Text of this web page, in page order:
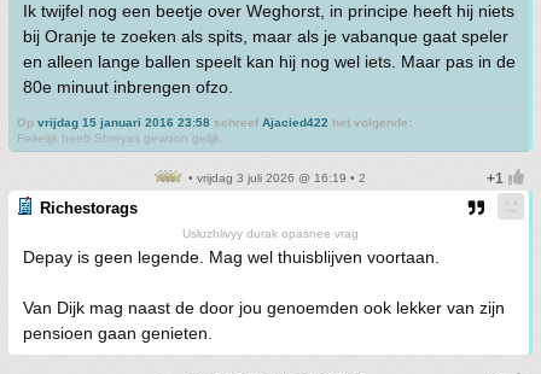
Ik twijfel nog een beetje over Weghorst, in principe heeft hij niets
bij Oranje te zoeken als spits, maar als je vabanque gaat speler
en alleen lange ballen speelt kan hij nog wel iets. Maar pas in de
80e minuut inbrengen ofzo.
Op vrijdag 15 januari 2016 23:58 schreef Ajacied422 het volgende:
Feitelijk heeft Shreyas gewoon gelijk.
• vrijdag 3 juli 2026 @ 16:19 • 2
Richestorags
Usluzhlivyy durak opasnee vrag
Depay is geen legende. Mag wel thuisblijven voortaan.
Van Dijk mag naast de door jou genoemden ook lekker van zijn
pensioen gaan genieten.